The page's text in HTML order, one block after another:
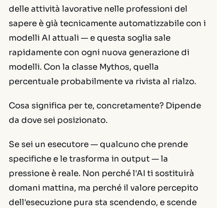
delle attività lavorative nelle professioni del
sapere è già tecnicamente automatizzabile con i
modelli AI attuali — e questa soglia sale
rapidamente con ogni nuova generazione di
modelli. Con la classe Mythos, quella
percentuale probabilmente va rivista al rialzo.
Cosa significa per te, concretamente? Dipende
da dove sei posizionato.
Se sei un esecutore — qualcuno che prende
specifiche e le trasforma in output — la
pressione è reale. Non perché l'AI ti sostituirà
domani mattina, ma perché il valore percepito
dell'esecuzione pura sta scendendo, e scende